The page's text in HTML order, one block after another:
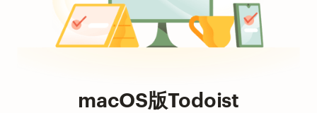
macOS版Todoist